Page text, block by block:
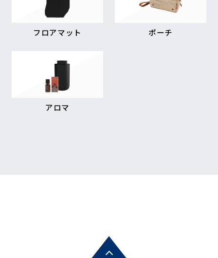
フロアマット ポーチ
アロマ